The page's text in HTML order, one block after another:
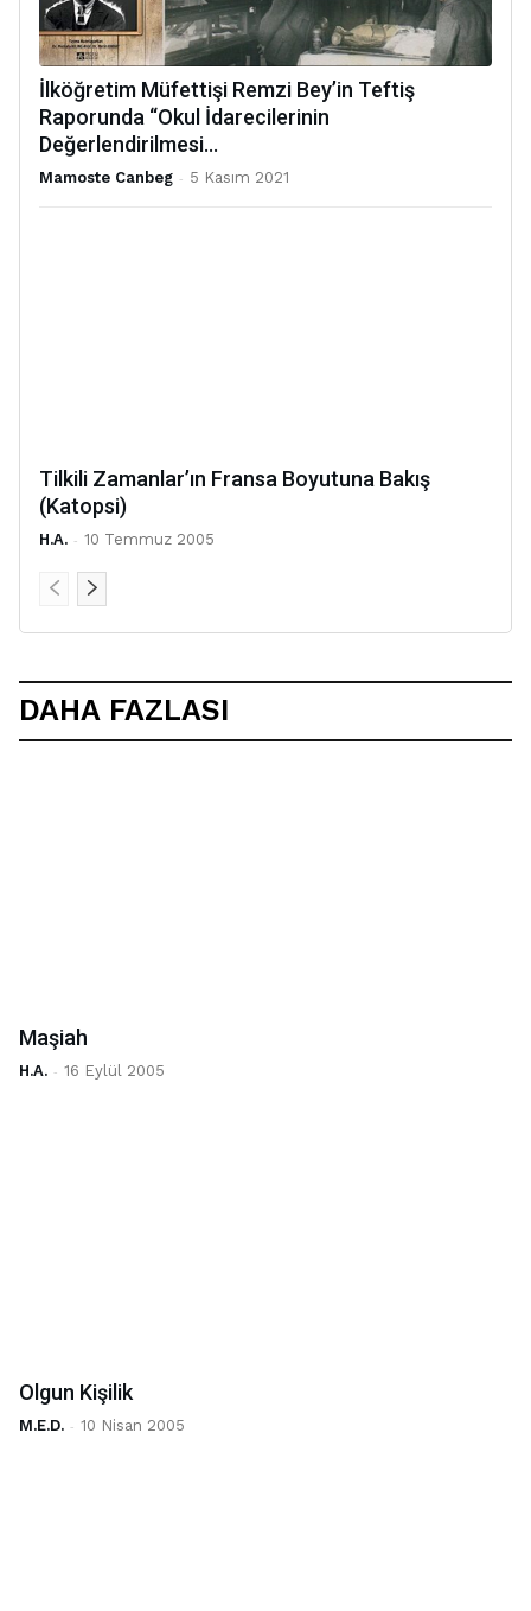
İlköğretim Müfettişi Remzi Bey’in Teftiş
Raporunda “Okul İdarecilerinin
Değerlendirilmesi...
Mamoste Canbeg - 5 Kasım 2021
Tilkili Zamanlar’ın Fransa Boyutuna Bakış
(Katopsi)
H.A. - 10 Temmuz 2005
DAHA FAZLASI
Maşiah
H.A. - 16 Eylül 2005
Olgun Kişilik
M.E.D. - 10 Nisan 2005